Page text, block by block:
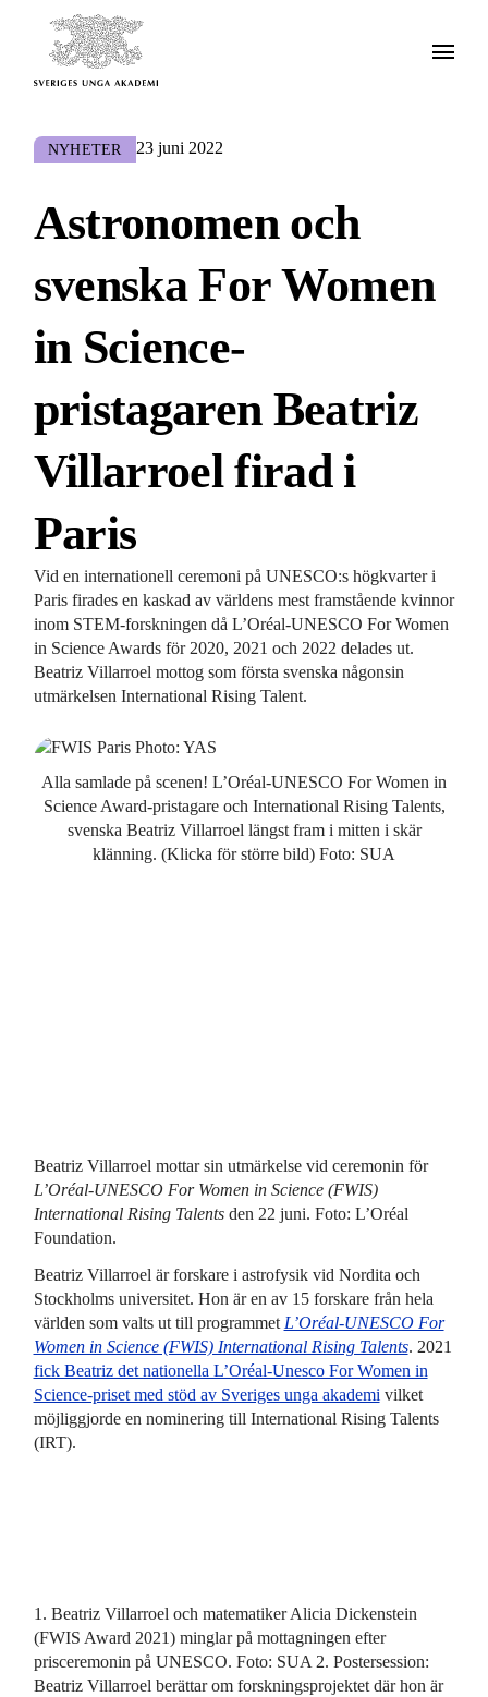
NYHETER 23 juni 2022
Astronomen och
svenska For Women
in Science-
pristagaren Beatriz
Villarroel firad i
Paris
Vid en internationell ceremoni på UNESCO:s högkvarter i
Paris firades en kaskad av världens mest framstående kvinnor
inom STEM-forskningen då L’Oréal-UNESCO For Women
in Science Awards för 2020, 2021 och 2022 delades ut.
Beatriz Villarroel mottog som första svenska någonsin
utmärkelsen International Rising Talent.
Alla samlade på scenen! L’Oréal-UNESCO For Women in
Science Award-pristagare och International Rising Talents,
svenska Beatriz Villarroel längst fram i mitten i skär
klänning. (Klicka för större bild) Foto: SUA
Beatriz Villarroel mottar sin utmärkelse vid ceremonin för
L’Oréal-UNESCO For Women in Science (FWIS)
International Rising Talentsden 22 juni. Foto: L’Oréal
Foundation.
Beatriz Villarroel är forskare i astrofysik vid Nordita och
Stockholms universitet. Hon är en av 15 forskare från hela
världen som valts ut till programmet L’Oréal-UNESCO For
Women in Science (FWIS) International Rising Talents. 2021
fick Beatriz det nationella L’Oréal-Unesco For Women in
Science-priset med stöd av Sveriges unga akademi vilket
möjliggjorde en nominering till International Rising Talents
(IRT).
1. Beatriz Villarroel och matematiker Alicia Dickenstein
(FWIS Award 2021) minglar på mottagningen efter
prisceremonin på UNESCO. Foto: SUA 2. Postersession:
Beatriz Villarroel berättar om forskningsprojektet där hon är